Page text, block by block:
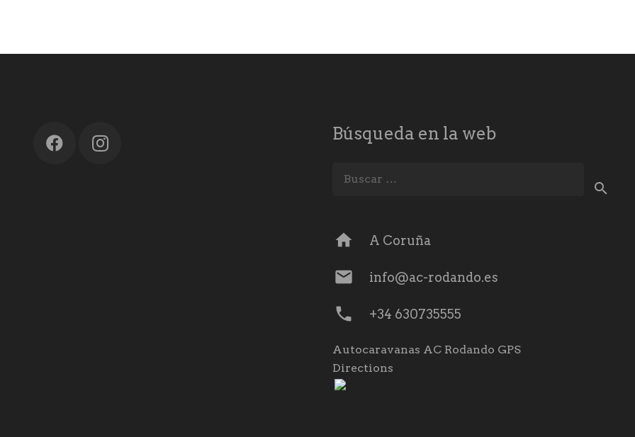
Búsqueda en la web
home A Coruña
mail info@ac-rodando.es
phone +34 630735555
Autocaravanas AC Rodando GPS
Directions